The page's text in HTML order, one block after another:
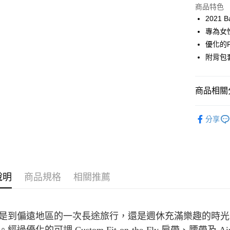
上海商
國泰世
臺灣中
聯邦商
元大商
台灣樂
LINE Pay
ATM付款
全家取貨
宅配
商品特色
2021
專為女
優化的
附背包
商品相關
分享
明 商品規格 相關推薦
到偏遠地區的一次長途旅行，還是週休充滿樂趣的時